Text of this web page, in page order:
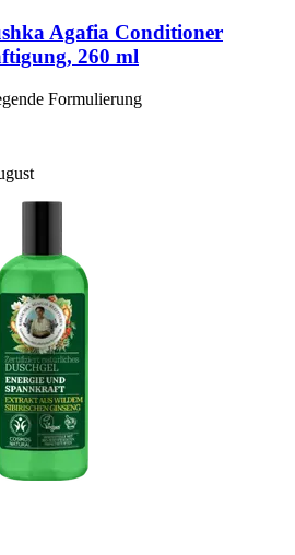
Agafia Conditioner
260 ml
Formulierung